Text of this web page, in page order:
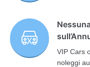
VIP Cars
noleggi